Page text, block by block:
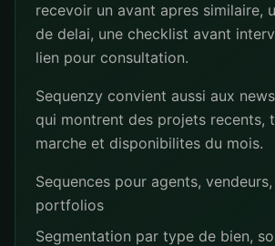
recevoir un avant apres similaire,
de delai, une checklist avant
lien pour consultation.
Sequenzy convient aussi aux
qui montrent des projets recents,
marche et disponibilites du mois.
Sequences pour agents,
portfolios
Segmentation par type de bien,